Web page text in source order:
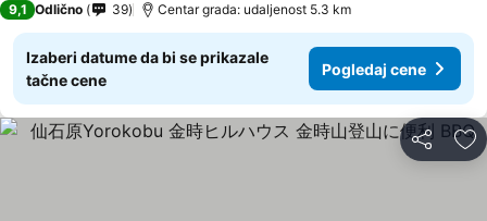
9,1 Odlično 39 Centar grada: udaljenost 5.3 km
Izaberi datume da bi se prikazale
tačne cene
Pogledaj cene
Deli